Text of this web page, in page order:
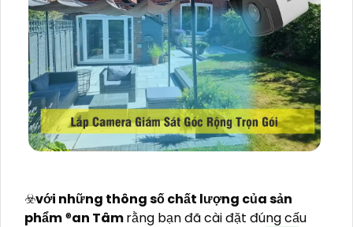
☣️với những thông số chất lượng của sản
phẩm®️an Tâmrằng bạn đã cài đặt đúng cấu